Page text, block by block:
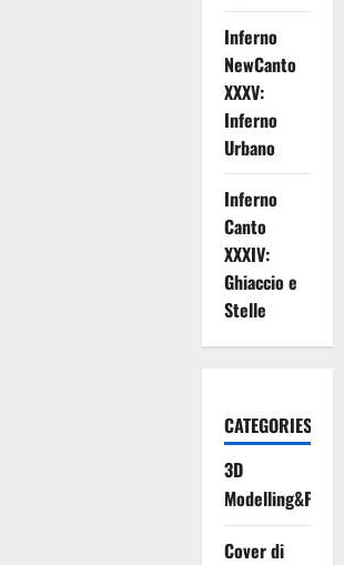
Inferno
NewCanto
XXXV:
Inferno
Urbano
Inferno
Canto
XXXIV:
Ghiaccio e
Stelle
CATEGORIES
3D
Cover di